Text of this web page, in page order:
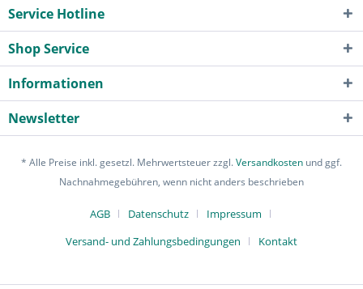
Service Hotline
Shop Service
Informationen
Newsletter
* Alle Preise inkl. gesetzl. Mehrwertsteuer zzgl.Versandkosten und ggf.
Nachnahmegebühren, wenn nicht anders beschrieben
AGB Datenschutz
Impressum
Versand- und Zahlungsbedingungen
Kontakt